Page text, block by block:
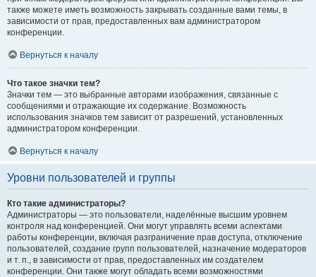
также можете иметь возможность закрывать созданные вами темы, в
зависимости от прав, предоставленных вам администратором
конференции.
Вернуться к началу
Что такое значки тем?
Значки тем — это выбранные авторами изображения, связанные с
сообщениями и отражающие их содержание. Возможность
использования значков тем зависит от разрешений, установленных
администратором конференции.
Вернуться к началу
Уровни пользователей и группы
Кто такие администраторы?
Администраторы — это пользователи, наделённые высшим уровнем
контроля над конференцией. Они могут управлять всеми аспектами
работы конференции, включая разграничение прав доступа, отключение
пользователей, создание групп пользователей, назначение модераторов
и т. п., в зависимости от прав, предоставленных им создателем
конференции. Они также могут обладать всеми возможностями